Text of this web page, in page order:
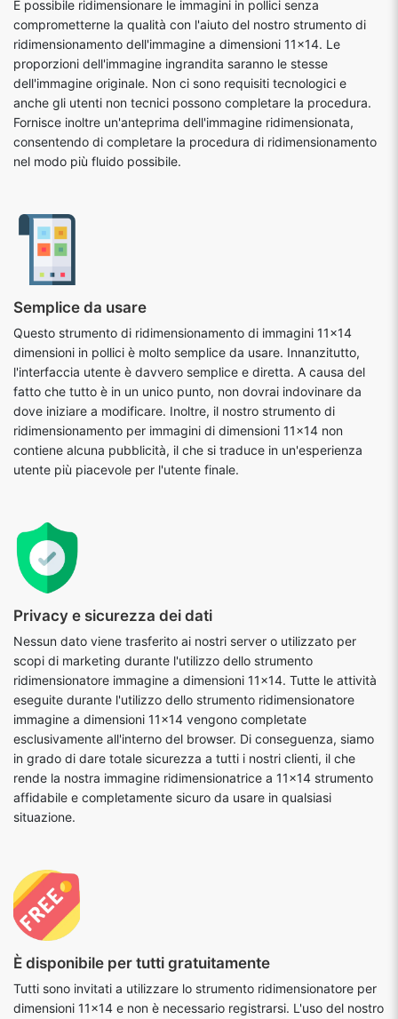
È possibile ridimensionare le immagini in pollici senza
comprometterne la qualità con l'aiuto del nostro strumento di
ridimensionamento dell'immagine a dimensioni 11x14. Le
proporzioni dell'immagine ingrandita saranno le stesse
dell'immagine originale. Non ci sono requisiti tecnologici e
anche gli utenti non tecnici possono completare la procedura.
Fornisce inoltre un'anteprima dell'immagine ridimensionata,
consentendo di completare la procedura di ridimensionamento
nel modo più fluido possibile.
Semplice da usare
Questo strumento di ridimensionamento di immagini 11x14
dimensioni in pollici è molto semplice da usare. Innanzitutto,
l'interfaccia utente è davvero semplice e diretta. A causa del
fatto che tutto è in un unico punto, non dovrai indovinare da
dove iniziare a modificare. Inoltre, il nostro strumento di
ridimensionamento per immagini di dimensioni 11x14 non
contiene alcuna pubblicità, il che si traduce in un'esperienza
utente più piacevole per l'utente finale.
Privacy e sicurezza dei dati
Nessun dato viene trasferito ai nostri server o utilizzato per
scopi di marketing durante l'utilizzo dello strumento
ridimensionatore immagine a dimensioni 11x14. Tutte le attività
eseguite durante l'utilizzo dello strumento ridimensionatore
immagine a dimensioni 11x14 vengono completate
esclusivamente all'interno del browser. Di conseguenza, siamo
in grado di dare totale sicurezza a tutti i nostri clienti, il che
rende la nostra immagine ridimensionatrice a 11x14 strumento
affidabile e completamente sicuro da usare in qualsiasi
situazione.
È disponibile per tutti gratuitamente
Tutti sono invitati a utilizzare lo strumento ridimensionatore per
dimensioni 11x14 e non è necessario registrarsi. L'uso del nostro